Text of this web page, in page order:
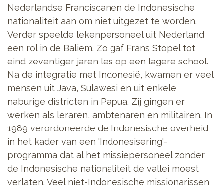
Nederlandse Franciscanen de Indonesische
nationaliteit aan om niet uitgezet te worden.
Verder speelde lekenpersoneel uit Nederland
een rol in de Baliem. Zo gaf Frans Stopel tot
eind zeventiger jaren les op een lagere school.
Na de integratie met Indonesië, kwamen er veel
mensen uit Java, Sulawesi en uit enkele
naburige districten in Papua. Zij gingen er
werken als leraren, ambtenaren en militairen. In
1989 verordoneerde de Indonesische overheid
in het kader van een 'Indonesisering'-
programma dat al het missiepersoneel zonder
de Indonesische nationaliteit de vallei moest
verlaten. Veel niet-Indonesische missionarissen